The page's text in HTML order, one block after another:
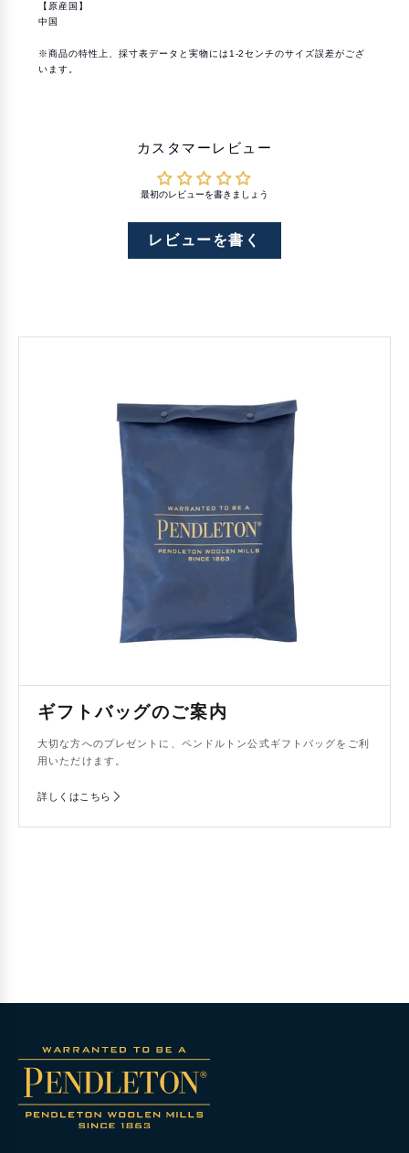
【原産国】
中国
※商品の特性上、採寸表データと実物には1-2センチのサイズ誤差がござ
います。
カスタマーレビュー
最初のレビューを書きましょう
レビューを書く
ギフトバッグのご案内
大切な方へのプレゼントに、ペンドルトン公式ギフトバッグをご利
用いただけます。
詳しくはこちら